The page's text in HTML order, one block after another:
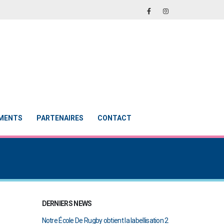
PARTENAIRES CONTACT
DERNIERS NEWS
la labellisation 2 Le Touch du RCAB se distingue en finale de